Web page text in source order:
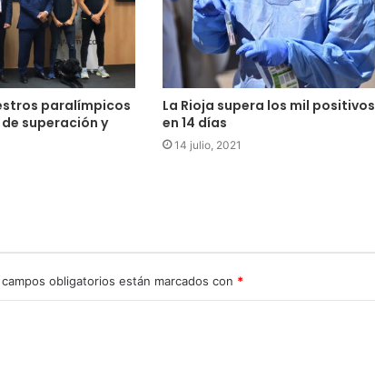
paralímpicos
superación y
La Rioja supera los mil positivos
en 14 días
14 julio, 2021
campos obligatorios están marcados con *